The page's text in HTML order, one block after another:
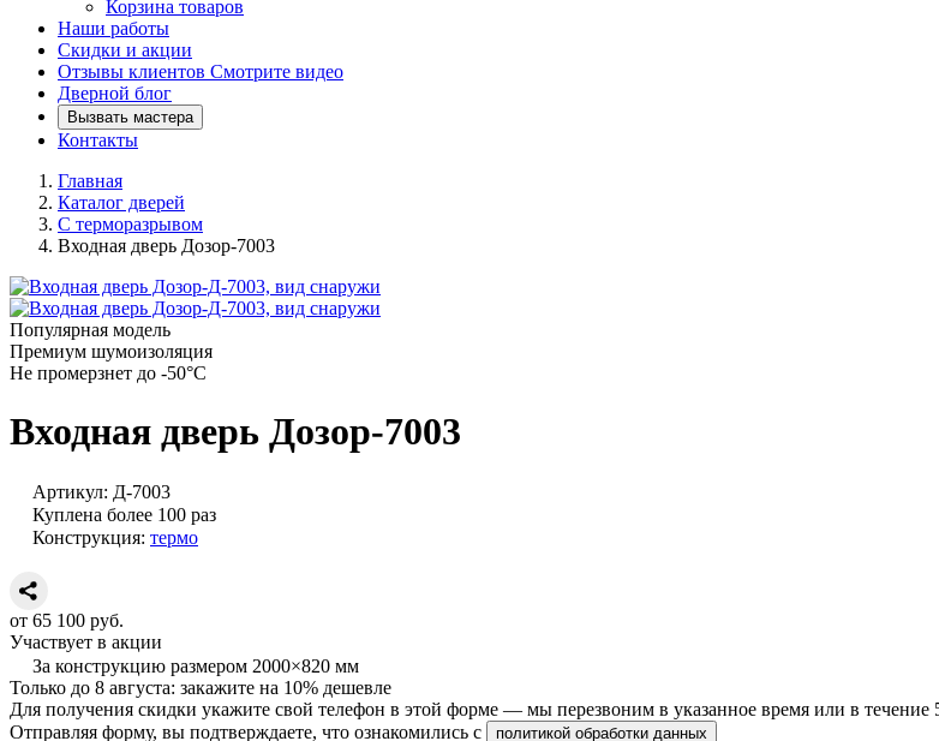
Корзина товаров
Наши работы
Скидки и акции
Отзывы клиентов Смотрите видео
Дверной блог
Вызвать мастера
Контакты
Главная
Каталог дверей
С терморазрывом
Входная дверь Дозор-7003
Популярная модель
Премиум шумоизоляция
Не промерзнет до -50°С
Входная дверь Дозор-7003
Артикул: Д-7003
Куплена более 100 раз
Конструкция: термо
от 65 100 руб.
Участвует в акции
За конструкцию размером 2000×820 мм
Только до 8 августа: закажите на 10% дешевле
Для получения скидки укажите свой телефон в этой форме — мы перезвоним в указанное время или в течение
Отправляя форму, вы подтверждаете, что ознакомились с
политикой обработки данных